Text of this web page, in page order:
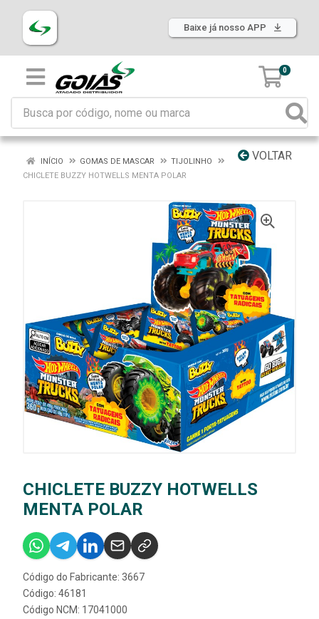
Baixe já nosso APP
0
VOLTAR
INÍCIO GOMAS DE MASCAR
TIJOLINHO
CHICLETE BUZZY HOTWELLS MENTA POLAR
CHICLETE BUZZY HOTWELLS
MENTA POLAR
Código do Fabricante: 3667
Código: 46181
Código NCM: 17041000